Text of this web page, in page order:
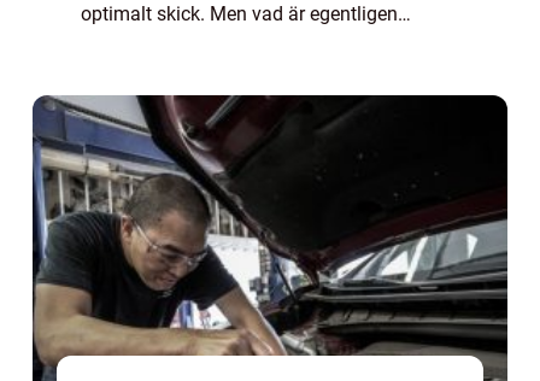
optimalt skick. Men vad är egentligen